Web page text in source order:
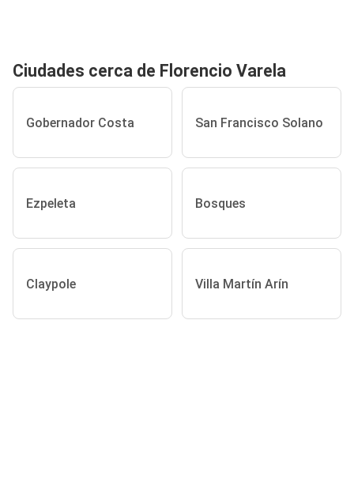
Ciudades cerca de Florencio Varela
Gobernador Costa San Francisco Solano
Ezpeleta Bosques
Claypole Villa Martín Arín